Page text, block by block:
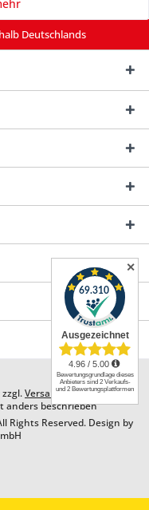
Deutschlands
Versandkostenund ggf.
anders beschrieben
Rights Reserved. Design by
✕